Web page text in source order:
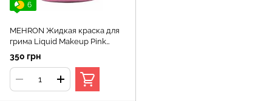
6
MEHRON Жидкая краска для
грима Liquid Makeup Pink
Розовый, 30 мл
350 грн